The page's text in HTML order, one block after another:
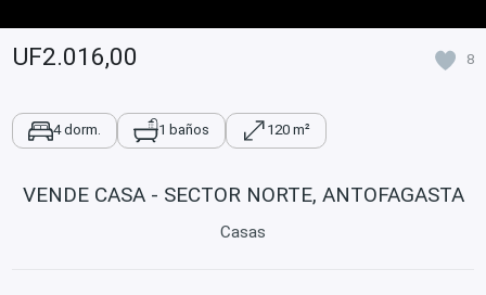
UF2.016,00 8
4 dorm. 1 baños 120 m²
VENDE CASA - SECTOR NORTE, ANTOFAGASTA
Casas